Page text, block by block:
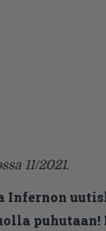
11/2021.
Infernon
puhutaan!